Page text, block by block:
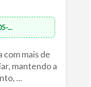
...
com mais de
mantendo a
...